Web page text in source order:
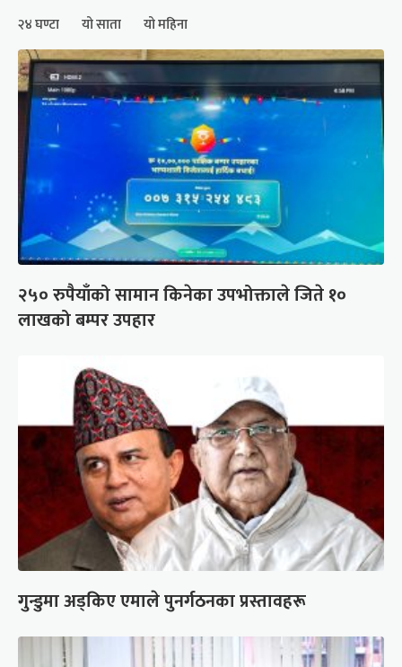
२४ घण्टा यो साता यो महिना
२५० रुपैयाँको सामान किनेका उपभोक्ताले जिते १०
लाखको बम्पर उपहार
गुन्डुमा अड्किए एमाले पुनर्गठनका प्रस्तावहरू